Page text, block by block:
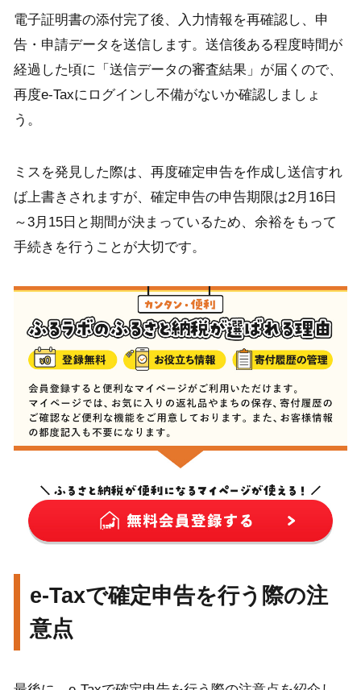
電子証明書の添付完了後、入力情報を再確認し、申
告・申請データを送信します。送信後ある程度時間が
経過した頃に「送信データの審査結果」が届くので、
再度e-Taxにログインし不備がないか確認しましょ
う。
ミスを発見した際は、再度確定申告を作成し送信すれ
ば上書きされますが、確定申告の申告期限は2月16日
～3月15日と期間が決まっているため、余裕をもって
手続きを行うことが大切です。
e-Taxで確定申告を行う際の注
意点